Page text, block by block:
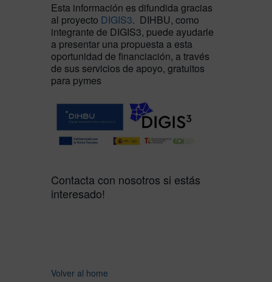
Esta información es difundida gracias
al proyecto DIGIS3. DIHBU, como
integrante de DIGIS3, puede ayudarle
a presentar una propuesta a esta
oportunidad de financiación, a través
de sus servicios de apoyo, gratuitos
para pymes
Contacta con nosotros si estás
interesado!
Volver al home